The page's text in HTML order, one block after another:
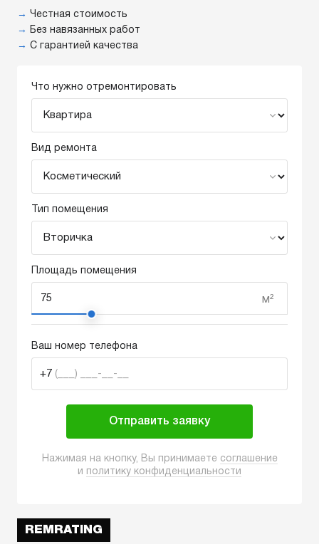
Что нужно отремонтировать
Вид ремонта
Тип помещения
Площадь помещения
м²
Ваш номер телефона
+7 (___) ___-__-__
Отправить заявку
Нажимая на кнопку, Вы принимаете соглашение
и политику конфиденциальности
→ Честная стоимость
→
Без навязанных работ
→ С гарантией качества
REMRATING